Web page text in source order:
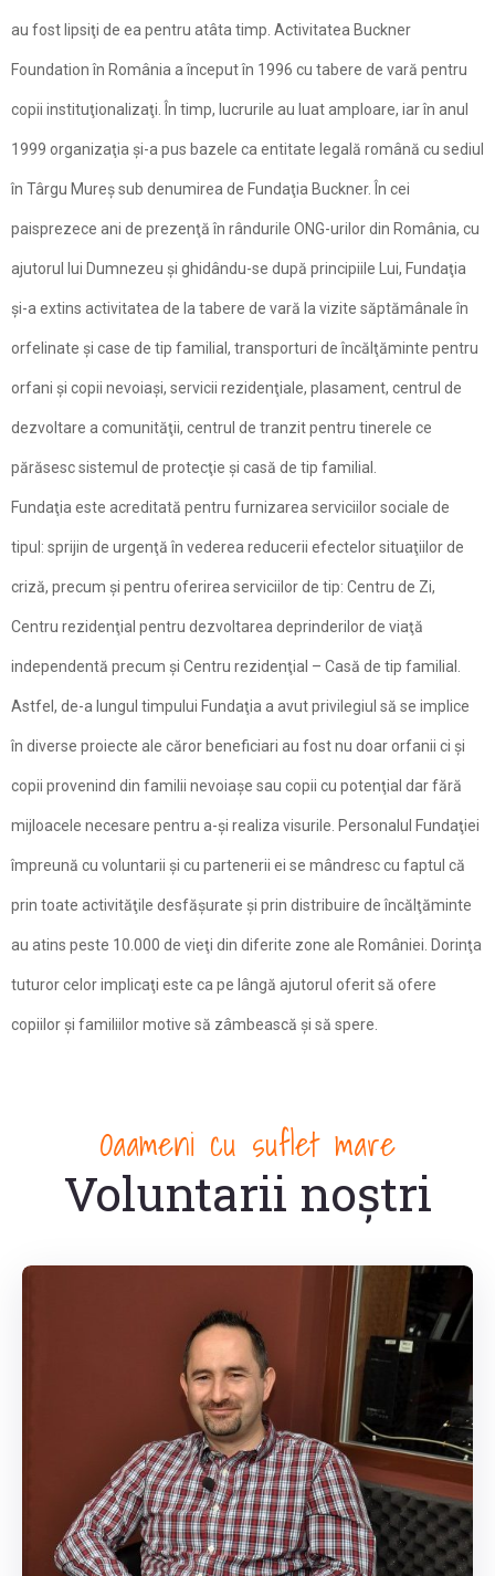
au fost lipsiţi de ea pentru atâta timp. Activitatea Buckner
Foundation în România a început în 1996 cu tabere de vară pentru
copii instituţionalizaţi. În timp, lucrurile au luat amploare, iar în anul
1999 organizaţia şi-a pus bazele ca entitate legală română cu sediul
în Târgu Mureş sub denumirea de Fundaţia Buckner. În cei
paisprezece ani de prezenţă în rândurile ONG-urilor din România, cu
ajutorul lui Dumnezeu şi ghidându-se după principiile Lui, Fundaţia
şi-a extins activitatea de la tabere de vară la vizite săptămânale în
orfelinate şi case de tip familial, transporturi de încălţăminte pentru
orfani şi copii nevoiaşi, servicii rezidenţiale, plasament, centrul de
dezvoltare a comunităţii, centrul de tranzit pentru tinerele ce
părăsesc sistemul de protecţie şi casă de tip familial.
Fundaţia este acreditată pentru furnizarea serviciilor sociale de
tipul: sprijin de urgenţă în vederea reducerii efectelor situaţiilor de
criză, precum şi pentru oferirea serviciilor de tip: Centru de Zi,
Centru rezidenţial pentru dezvoltarea deprinderilor de viaţă
independentă precum şi Centru rezidenţial – Casă de tip familial.
Astfel, de-a lungul timpului Fundaţia a avut privilegiul să se implice
în diverse proiecte ale căror beneficiari au fost nu doar orfanii ci şi
copii provenind din familii nevoiaşe sau copii cu potenţial dar fără
mijloacele necesare pentru a-şi realiza visurile. Personalul Fundaţiei
împreună cu voluntarii şi cu partenerii ei se mândresc cu faptul că
prin toate activităţile desfăşurate şi prin distribuire de încălţăminte
au atins peste 10.000 de vieţi din diferite zone ale României. Dorinţa
tuturor celor implicaţi este ca pe lângă ajutorul oferit să ofere
copiilor şi familiilor motive să zâmbească şi să spere.
Oaameni cu suflet mare
Voluntarii noștri